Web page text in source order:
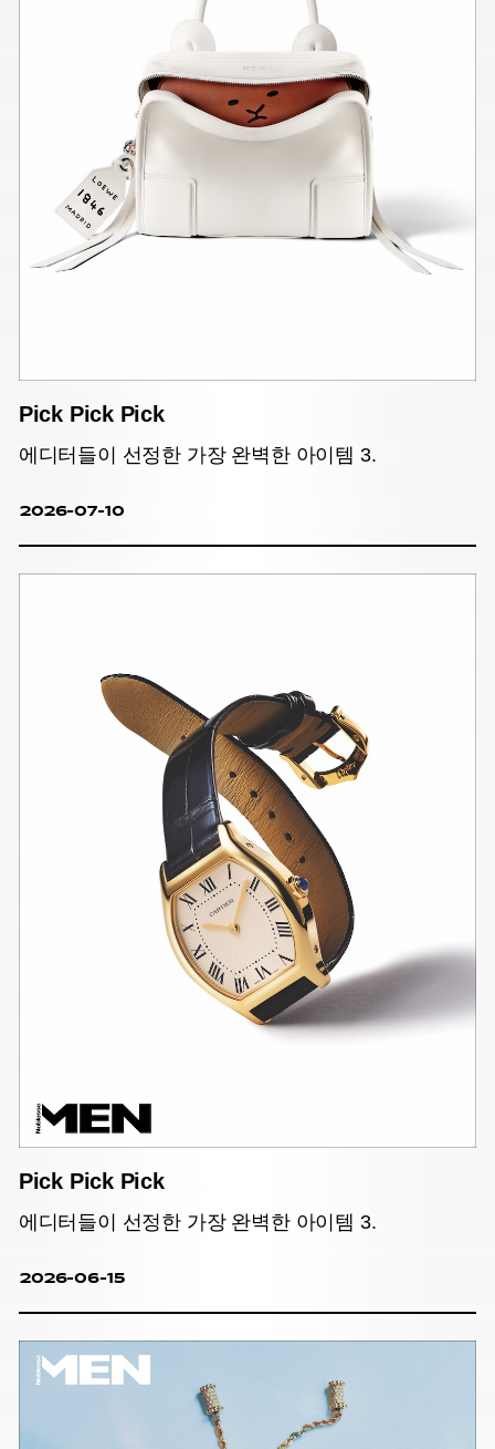
Pick Pick Pick
에디터들이 선정한 가장 완벽한 아이템 3.
2026-07-10
Pick Pick Pick
에디터들이 선정한 가장 완벽한 아이템 3.
2026-06-15